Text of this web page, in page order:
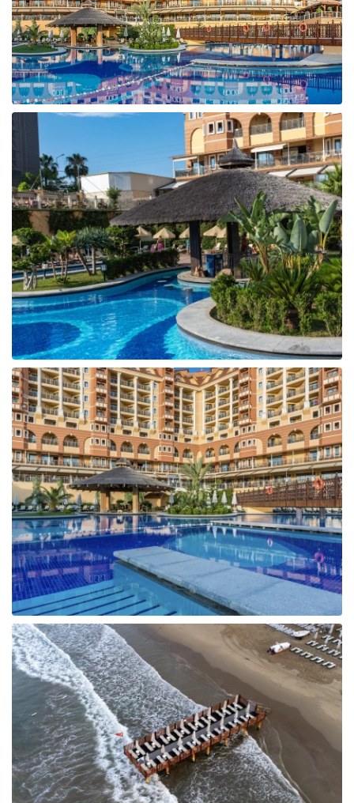
Taizeme
Turcija
Apvienotie Arābu Emirāti
Itālija
Kipra
Dominikānas Republika
Vjetnama
Tanzānija
Bulgārija
Melnkalne
Šrilanka
Tunisija
Albānija